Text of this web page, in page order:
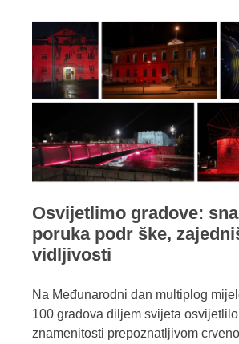
Osvijetlimo gradove:
poruka podr ške,
vidljivosti
Na Međunarodni dan multiplog
100 gradova diljem svijeta
znamenitosti prepoznatljivom